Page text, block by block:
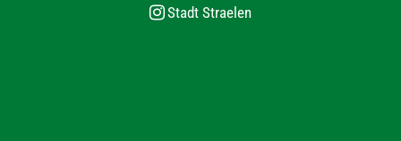
Stadt Straelen